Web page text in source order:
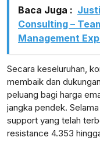
Baca Juga :
Consulting –
Management
Secara keseluruhan,
membaik dan
peluang bagi harga
jangka pendek.
support yang telah
resistance 4.353